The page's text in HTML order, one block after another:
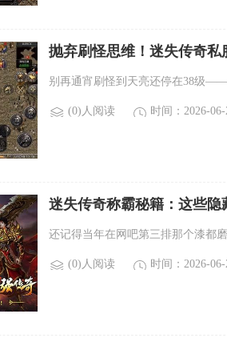
抛弃刷怪思维！迷失传奇
别再通宵刷怪到天亮还停在38级
(0)人阅读 时间：2026-06-
迷失传奇称霸秘籍：这些
还记得当年在网吧第三排那个漆都
(0)人阅读 时间：2026-06-